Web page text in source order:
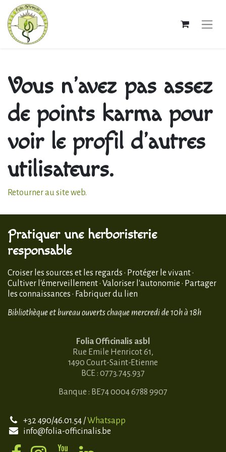
Vous n'avez pas assez
de points karma pour
voir le profil d'autres
utilisateurs.
Retourner au site web.
Pratiquer une herboristerie
responsable
Croiser les sources et les regards · Protéger le vivant ·
Cultiver l'émerveillement · Valoriser l'autonomie · Partager
les connaissances · Fabriquer du lien
Bibliothèque et bureau ouverts chaque mercredi de 10h à 18h
Folia Officinalis asbl
Rue Emile Henricot 61,
1490 Court-Saint-Etienne
BCE : 0773.745.937
Banque : BE74 0004 6788 9907
+32 490/46.01.54 /Whatsapp
info@folia-officinalis.be